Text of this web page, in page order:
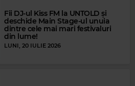
Fii DJ-ul Kiss FM la UNTOLD și
deschide Main Stage-ul unuia
dintre cele mai mari festivaluri
din lume!
LUNI, 20 IULIE 2026